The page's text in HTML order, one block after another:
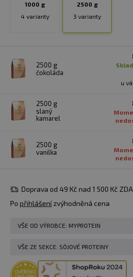
1000 g
4 varianty
2500 g
3 varianty
2500 g
čokoláda
skladem > 5
u
2500 g
slaný
kamarel
Momentálně
2500 g
vanilka
Momentálně
Doprava od 49 Kč nad 1 500 Kč
Po přihlášenízvýhodněná cena
VŠE OD VÝROBCE: MYPROTEIN
VŠE ZE SEKCE: SÓJOVÉ PROTEINY